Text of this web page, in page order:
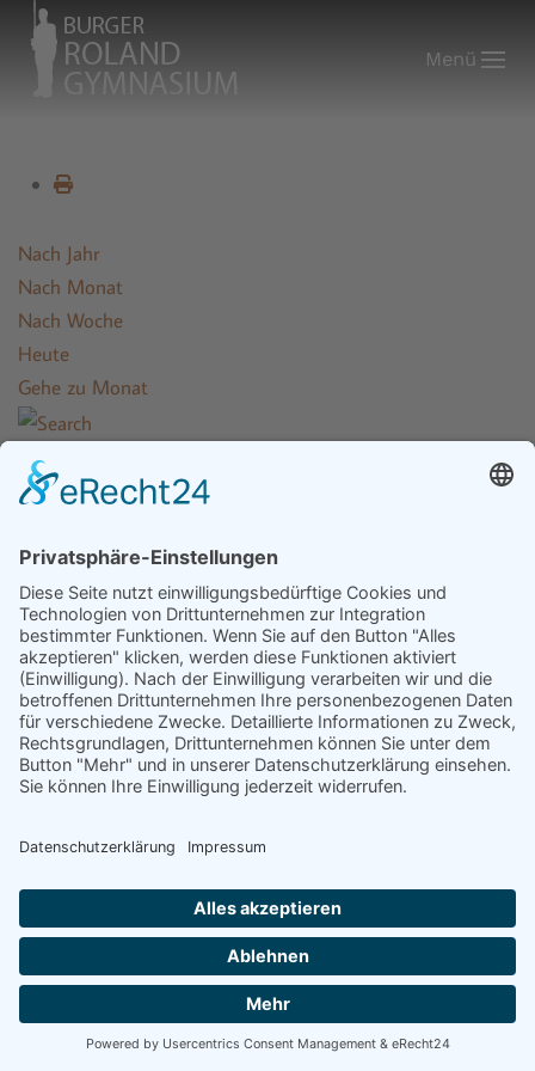
Menü
Nach Jahr
Nach Monat
Nach Woche
Heute
Gehe zu Monat
Freitag, 10. April 2026
Aufrufe: 357
Ort
Datenschutzerklärung
Impressum
Cookie-Einstellungen
Burger Roland-Gymnasium
Brüderstraße 46
Tel.: 03921 - 72780
info@br-g.de